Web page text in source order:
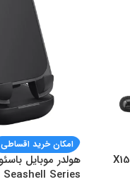
هدست گیمینگ اونیکوما مدل X15
امکان خرید اقساطی
Seashell Series مشکی